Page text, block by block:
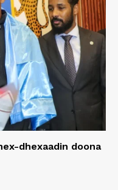
dhexaadin doona